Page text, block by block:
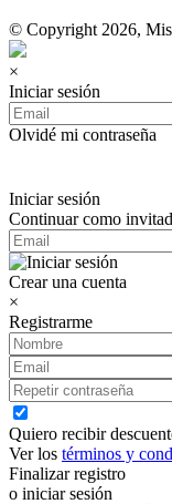
© Copyright 2026,
×
Iniciar sesión
Olvidé mi contraseña
Iniciar sesión
Continuar como
Crear una cuenta
×
Registrarme
Quiero recibir
Ver los términos y
Finalizar registro
o iniciar sesión